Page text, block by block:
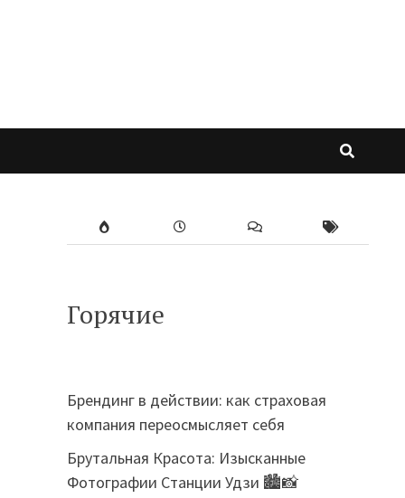
Горячие
Брендинг в действии: как страховая
компания переосмысляет себя
Брутальная Красота: Изысканные
Фотографии Станции Удзи 🏙️📸